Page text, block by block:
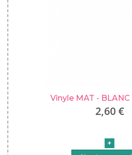
Vinyle MAT - BLANC
2,60 €